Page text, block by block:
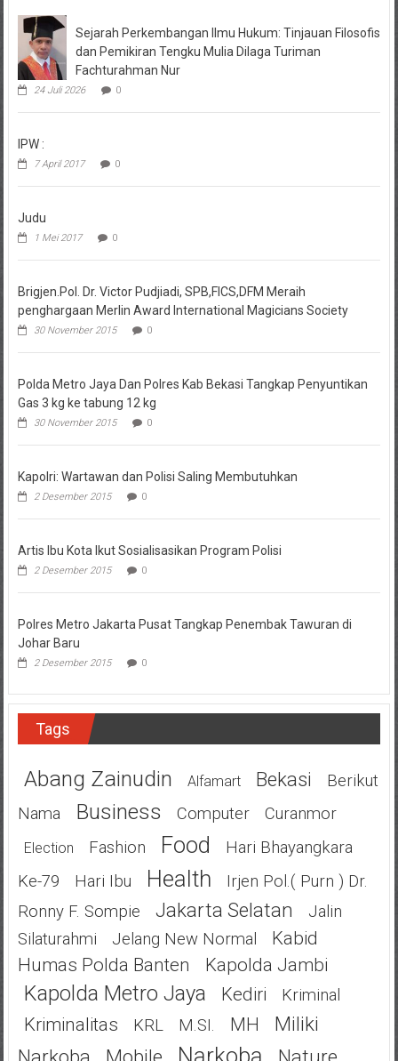
Sejarah Perkembangan Ilmu Hukum: Tinjauan Filosofis
dan Pemikiran Tengku Mulia Dilaga Turiman
Fachturahman Nur
24 Juli 2026 0
IPW :
7 April 2017 0
Judu
1 Mei 2017 0
Brigjen.Pol. Dr. Victor Pudjiadi, SPB,FICS,DFM Meraih
penghargaan Merlin Award International Magicians Society
30 November 2015 0
Polda Metro Jaya Dan Polres Kab Bekasi Tangkap Penyuntikan
Gas 3 kg ke tabung 12 kg
30 November 2015 0
Kapolri: Wartawan dan Polisi Saling Membutuhkan
2 Desember 2015 0
Artis Ibu Kota Ikut Sosialisasikan Program Polisi
2 Desember 2015 0
Polres Metro Jakarta Pusat Tangkap Penembak Tawuran di
Johar Baru
2 Desember 2015 0
Tags
Abang Zainudin Alfamart Bekasi
Berikut
Nama
Business Computer Curanmor
Election Fashion Food
Hari Bhayangkara
Ke-79
Hari Ibu Health
Irjen Pol.( Purn ) Dr.
Ronny F. Sompie
Jakarta Selatan
Jalin
Silaturahmi
Jelang New Normal
Kabid
Humas Polda Banten
Kapolda Jambi
Kapolda Metro Jaya Kediri Kriminal
Kriminalitas KRL M.SI. MH
Miliki
Narkoba